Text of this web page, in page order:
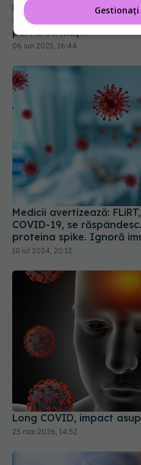
Noua tulpină COVID
spitalizărilor. Se
purtarea măștii
06 iun 2025, 16:44
Medicii avertizează:
COVID-19, se
proteina spike. Ignoră
sau infectarea anterioară
10 iul 2024, 20:12
Long COVID, impact
25 mai 2026, 14:52